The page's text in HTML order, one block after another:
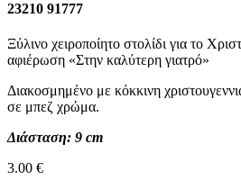
23210 91777
Ξύλινο χειροποίητο στολίδι για το
αφιέρωση «Στην καλύτερη γιατρό»
Διακοσμημένο με κόκκινη
σε μπεζ χρώμα.
Διάσταση: 9 cm
3.00 €